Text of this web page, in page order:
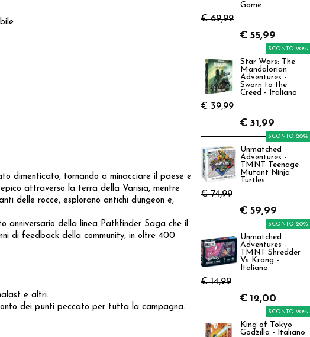
dimenticato, tornando a minacciare il paese e
attraverso la terra della Varisia, mentre
delle rocce, esplorano antichi dungeon e,
della linea Pathfinder Saga che il
di feedback della community, in oltre 400
e altri.
dei punti peccato per tutta la campagna.
Game
€ 69,99
€ 55,99
Star Wars: The
Mandalorian
Adventures -
Sworn to the
Creed - Italiano
€ 39,99
SCONTO 20%
€ 31,99
Unmatched
Adventures -
TMNT Teenage
Mutant Ninja
Turtles
€ 74,99
SCONTO 20%
€ 59,99
Unmatched
Adventures -
TMNT Shredder
Vs Krang -
Italiano
€ 14,99
SCONTO 20%
€ 12,00
King of Tokyo
Godzilla - Italiano
SCONTO 20%